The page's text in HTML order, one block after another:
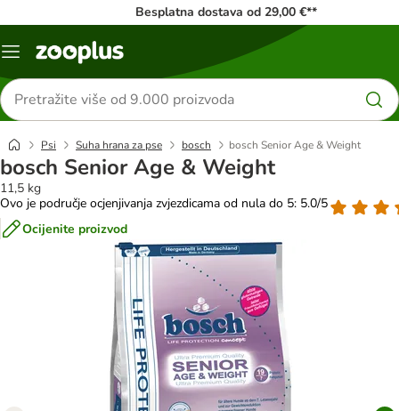
Besplatna dostava od 29,00 €**
Izbornik
Traži
proizvode
Psi Suha hrana za pse bosch bosch Senior Age & Weight
bosch Senior Age & Weight
11,5 kg
Ovo je područje ocjenjivanja zvjezdicama od nula do 5: 5.0/5
Ocijenite proizvod